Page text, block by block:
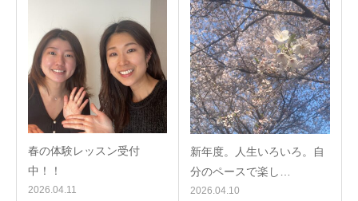
春の体験レッスン受付
中！！
2026.04.11
新年度。人生いろいろ。自
分のペースで楽し…
2026.04.10